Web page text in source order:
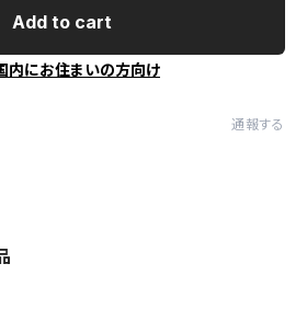
Add to cart
内にお住まいの方向け
通報する